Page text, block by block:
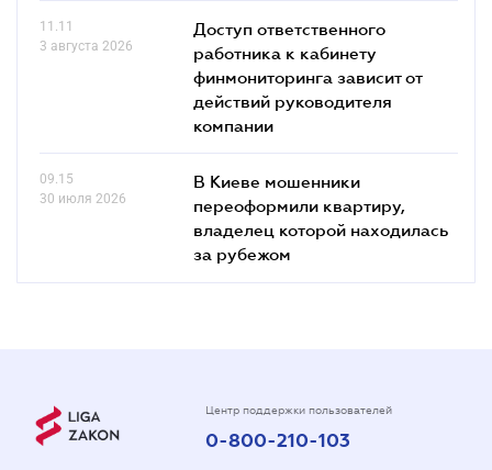
11.11
3 августа 2026
Доступ ответственного
работника к кабинету
финмониторинга зависит от
действий руководителя
компании
09.15
30 июля 2026
В Киеве мошенники
переоформили квартиру,
владелец которой находилась
за рубежом
Центр поддержки пользователей
0-800-210-103